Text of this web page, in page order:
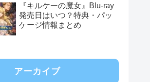
『キルケーの魔女』Blu-ray
発売日はいつ？特典・パッ
ケージ情報まとめ
アーカイブ